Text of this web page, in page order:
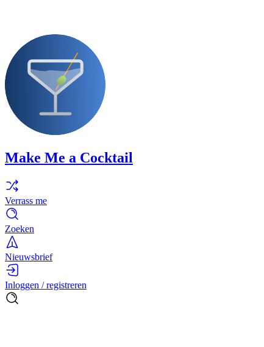
Make Me a Cocktail
Verrass me
Zoeken
Nieuwsbrief
Inloggen / registreren